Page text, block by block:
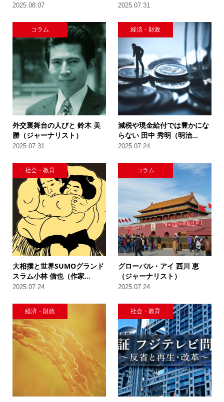
2025.08.07 2025.07.31
コラム
外交裏舞台の人びと 鈴木 美
勝（ジャーナリスト）
2025.07.31
経済・財政
減税や現金給付では豊かにな
らない 田中 秀明（明治...
2025.07.24
社会・教育
大相撲と世界SUMOグランド
スラム小林 信也（作家...
2025.07.24
コラム
グローバル・アイ 西川 恵
（ジャーナリスト）
2025.07.24
経済・財政 社会・教育